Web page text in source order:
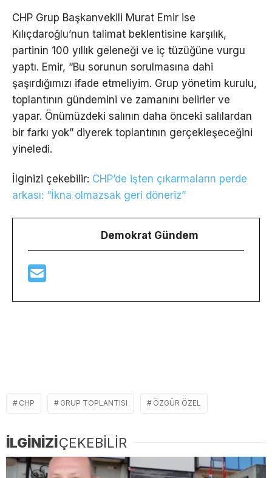
CHP Grup Başkanvekili Murat Emir ise
Kılıçdaroğlu’nun talimat beklentisine karşılık,
partinin 100 yıllık geleneği ve iç tüzüğüne vurgu
yaptı. Emir, “Bu sorunun sorulmasına dahi
şaşırdığımızı ifade etmeliyim. Grup yönetim kurulu,
toplantının gündemini ve zamanını belirler ve
yapar. Önümüzdeki salının daha önceki salılardan
bir farkı yok” diyerek toplantının gerçekleşeceğini
yineledi.
İlginizi çekebilir: CHP’de işten çıkarmaların perde
arkası: “İkna olmazsak geri döneriz”
Demokrat Gündem
CHP GRUP TOPLANTISI ÖZGÜR ÖZEL
İLGİNİZİÇEKEBİLİR